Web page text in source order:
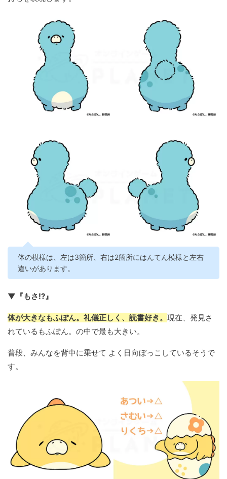
体の模様は、左は3箇所、右は2箇所にはんてん模様と左右
違いがあります。
▼『もさ!?』
体が大きなもふぽん。礼儀正しく、読書好き。 現在、発見さ
れているもふぽん。の中で最も大きい。
普段、みんなを背中に乗せて よく日向ぼっこしているそうで
す。